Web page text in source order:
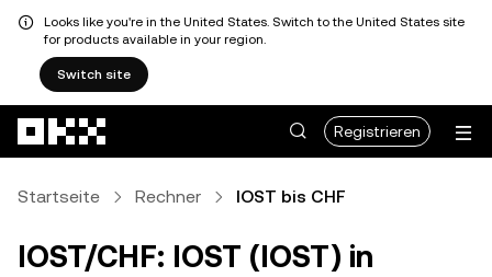
Looks like you're in the United States. Switch to the United States site
for products available in your region.
Switch site
Registrieren
Startseite Rechner IOST bis CHF
IOST/CHF: IOST (IOST) in